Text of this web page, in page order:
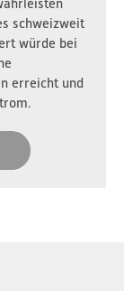
schweizweit
würde bei
erreicht und